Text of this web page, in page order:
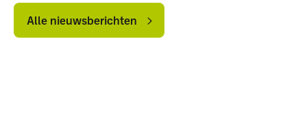
nieuwsberichten
nieuwsberichten
Alle nieuwsberichten